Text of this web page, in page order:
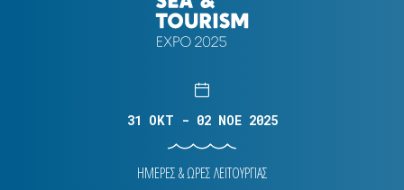
31 OKT - 02 NOE 2025
ΗΜΕΡΕΣ & ΩΡΕΣ ΛΕΙΤΟΥΡΓΙΑΣ